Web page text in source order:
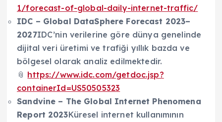
1/forecast-of-global-daily-internet-traffic/
IDC – Global DataSphere Forecast 2023–
2027IDC’nin verilerine göre dünya genelinde
dijital veri üretimi ve trafiği yıllık bazda ve
bölgesel olarak analiz edilmektedir.
📎 https://www.idc.com/getdoc.jsp?
containerId=US50505323
Sandvine – The Global Internet Phenomena
Report 2023Küresel internet kullanımının